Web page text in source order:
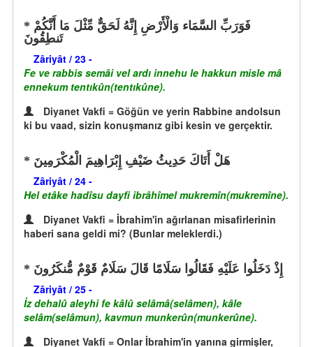
تَنطِقُونَ
Zâriyât / 23 -
Fe ve rabbis semâi vel ardı innehu le hakkun misle mâ
ennekum tentıkûn(tentıkûne).
Diyanet Vakfi = Göğün ve yerin Rabbine andolsun
ki bu vaad, sizin konuşmanız gibi kesin ve gerçektir.
هَلْ أَتَاكَ حَدِيثُ ضَيْفِ إِبْرَاهِيمَ الْمُكْرَمِينَ
Zâriyât / 24 -
Hel etâke hadîsu dayfi ibrâhîmel mukremîn(mukremîne).
Diyanet Vakfi = İbrahim'in ağırlanan misafirlerinin
haberi sana geldi mi? (Bunlar meleklerdi.)
إِذْ دَخَلُوا عَلَيْهِ فَقَالُوا سَلَامًا قَالَ سَلَامٌ قَوْمٌ مُّنكَرُونَ
Zâriyât / 25 -
İz dehalû aleyhi fe kâlû selâmâ(selâmen), kâle
selâm(selâmun), kavmun munkerûn(munkerûne).
Diyanet Vakfi = Onlar İbrahim'in yanına girmişler,